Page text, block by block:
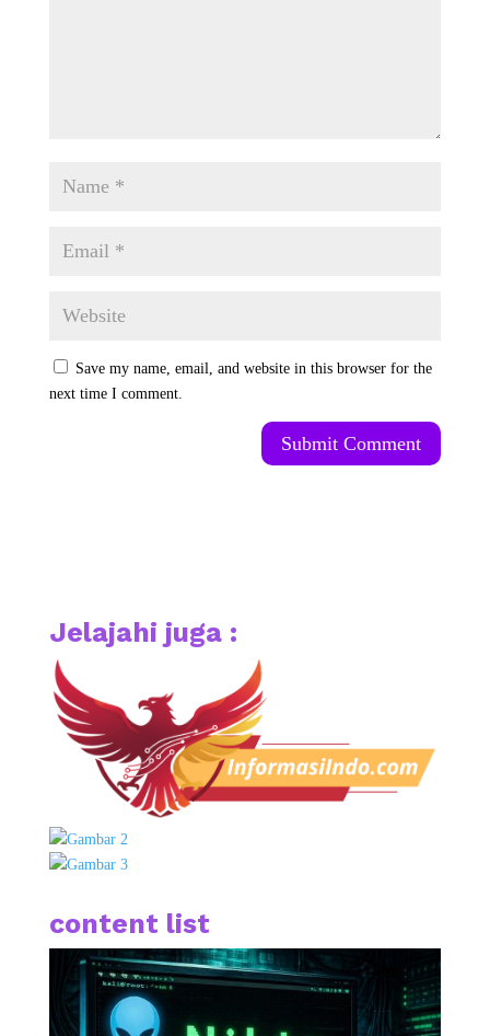
Save my name, email, and website in this browser for the
next time I comment.
Submit Comment
Jelajahi juga :
content list